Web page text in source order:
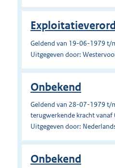
Geldend van 19-06-1979 t/
Uitgegeven door:
Onbekend
Geldend van 28-07-1979 t/
terugwerkende kracht
Uitgegeven door:
Onbekend